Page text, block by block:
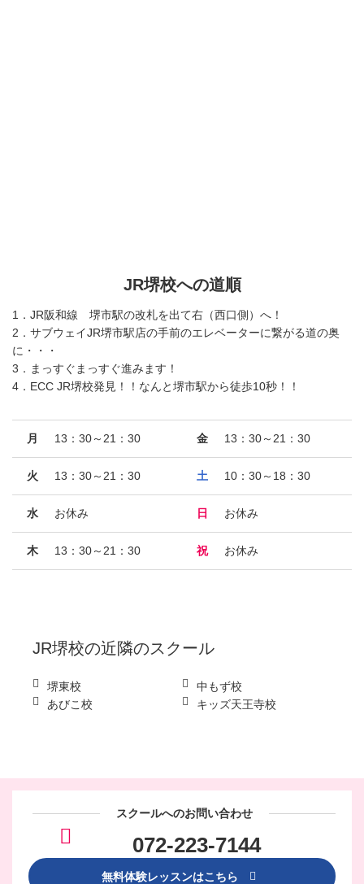
JR堺校への道順
1．JR阪和線 堺市駅の改札を出て右（西口側）へ！
2．サブウェイJR堺市駅店の手前のエレベーターに繋がる道の奥
に・・・
3．まっすぐまっすぐ進みます！
4．ECC JR堺校発見！！なんと堺市駅から徒歩10秒！！
月 13：30～21：30
火 13：30～21：30
水 お休み
木 13：30～21：30
金 13：30～21：30
土 10：30～18：30
日 お休み
祝 お休み
JR堺校の近隣のスクール
堺東校
中もず校
あびこ校
キッズ天王寺校
スクールへのお問い合わせ
072-223-7144
無料体験レッスンはこちら